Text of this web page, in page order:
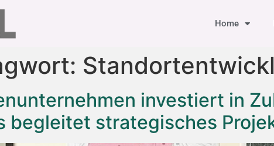
Home
investiert in
begleitet strategisches